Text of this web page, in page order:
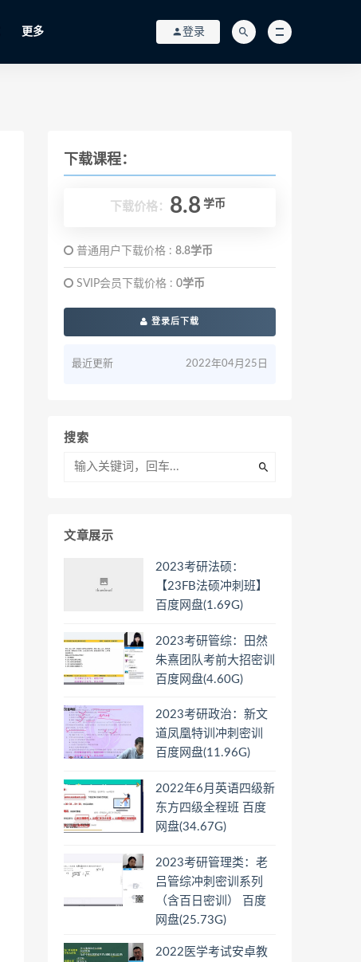
更多 登录
下载课程：
下载价格： 8.8 学币
普通用户下载价格 : 8.8学币
SVIP会员下载价格 : 0学币
登录后下载
最近更新 2022年04月25日
搜索
文章展示
2023考研法硕：
【23FB法硕冲刺班】
百度网盘(1.69G)
2023考研管综：田然
朱熹团队考前大招密训
百度网盘(4.60G)
2023考研政治：新文
道凤凰特训冲刺密训
百度网盘(11.96G)
2022年6月英语四级新
东方四级全程班 百度
网盘(34.67G)
2023考研管理类：老
吕管综冲刺密训系列
（含百日密训） 百度
网盘(25.73G)
2022医学考试安卓教